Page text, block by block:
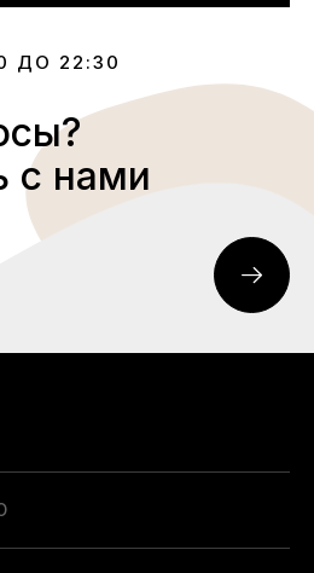
ДО 22:30
с нами